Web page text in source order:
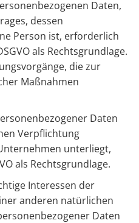
Daten,
dessen
Person ist, erforderlich
als Rechtsgrundlage.
die zur
Maßnahmen
Daten
Verpflichtung
unterliegt,
als Rechtsgrundlage.
Interessen der
anderen natürlichen
Daten